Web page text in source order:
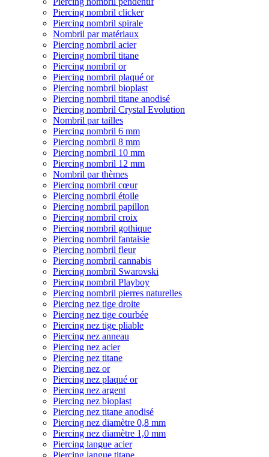
Piercing nombril clicker
Piercing nombril spirale
Nombril par matériaux
Piercing nombril acier
Piercing nombril titane
Piercing nombril or
Piercing nombril plaqué or
Piercing nombril bioplast
Piercing nombril titane anodisé
Piercing nombril Crystal Evolution
Nombril par tailles
Piercing nombril 6 mm
Piercing nombril 8 mm
Piercing nombril 10 mm
Piercing nombril 12 mm
Nombril par thèmes
Piercing nombril cœur
Piercing nombril étoile
Piercing nombril papillon
Piercing nombril croix
Piercing nombril gothique
Piercing nombril fantaisie
Piercing nombril fleur
Piercing nombril cannabis
Piercing nombril Swarovski
Piercing nombril Playboy
Piercing nombril pierres naturelles
Piercing nez tige droite
Piercing nez tige courbée
Piercing nez tige pliable
Piercing nez anneau
Piercing nez acier
Piercing nez titane
Piercing nez or
Piercing nez plaqué or
Piercing nez argent
Piercing nez bioplast
Piercing nez titane anodisé
Piercing nez diamètre 0,8 mm
Piercing nez diamètre 1,0 mm
Piercing langue acier
Piercing langue titane